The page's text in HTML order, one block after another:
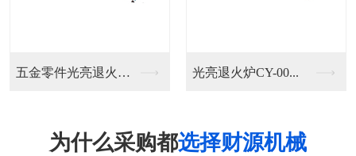
五金零件光亮退火炉C... 光亮退火炉CY-00...
为什么采购都选择财源机械